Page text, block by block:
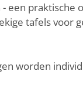
een praktische
tafels voor
worden